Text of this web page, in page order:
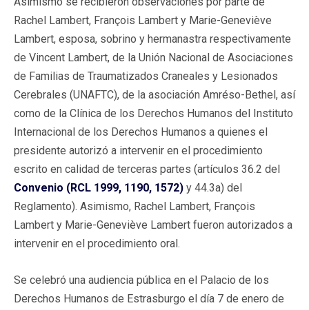
Rachel Lambert, François Lambert y Marie-Geneviève
Lambert, esposa, sobrino y hermanastra respectivamente
de Vincent Lambert, de la Unión Nacional de Asociaciones
de Familias de Traumatizados Craneales y Lesionados
Cerebrales (UNAFTC), de la asociación Amréso-Bethel, así
como de la Clínica de los Derechos Humanos del Instituto
Internacional de los Derechos Humanos a quienes el
presidente autorizó a intervenir en el procedimiento
escrito en calidad de terceras partes (artículos 36.2 del
Convenio (RCL 1999, 1190, 1572) y 44.3a) del
Reglamento). Asimismo, Rachel Lambert, François
Lambert y Marie-Geneviève Lambert fueron autorizados a
intervenir en el procedimiento oral.
Se celebró una audiencia pública en el Palacio de los
Derechos Humanos de Estrasburgo el día 7 de enero de